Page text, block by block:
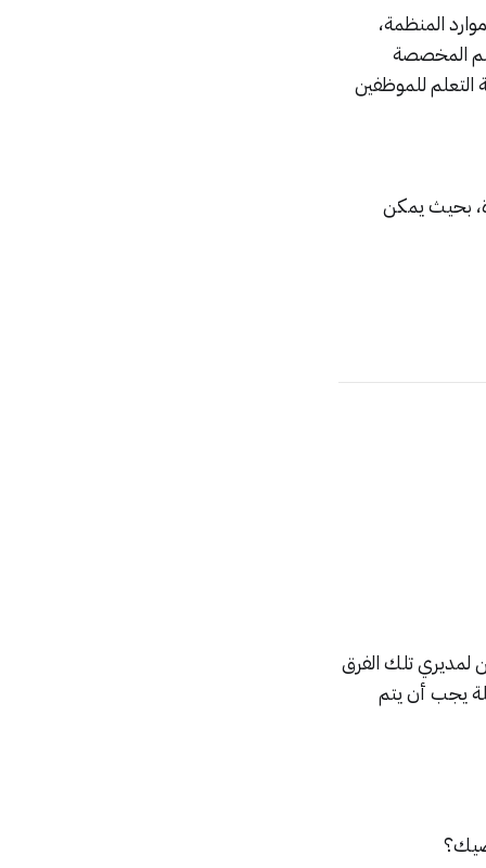
المنظمة،
المخصصة
للموظفين
بحيث يمكن
لمديري تلك الفرق
عن طريق استطلاعات آراء الموظفين. وهنا أهم 3 أسئلة يجب أن يتم